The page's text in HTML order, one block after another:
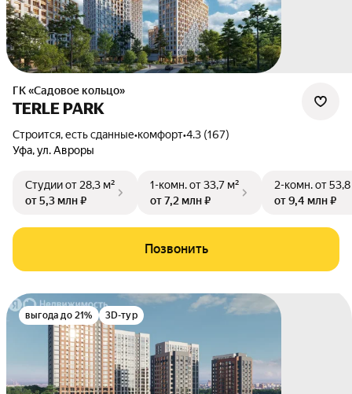
ГК «Садовое кольцо»
TERLE PARK
Строится, есть сданные•комфорт•4.3 (167)
Уфа,ул. Авроры
Студииот 28,3 м²
от 5,3 млн ₽
1-комн.от 33,7 м²
от 7,2 млн ₽
2-комн.от
от 9,4 млн ₽
Позвонить
выгода до 21% 3D-тур